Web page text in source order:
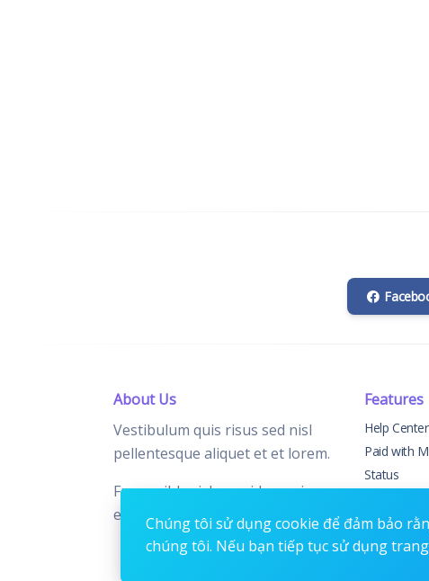
About Us
Vestibulum quis risus sed nisl
pellentesque aliquet et et lorem.
Fusce nibh nisl, gravida nec ipsum
eu, feugiat condimentum velit.
Features
Help Center
Paid with
Status
Contact
Chúng tôi sử dụng cookie để đảm bảo
chúng tôi. Nếu bạn tiếp tục sử dụng